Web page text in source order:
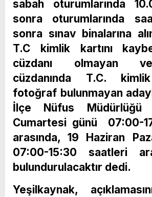
sabah oturumlarında
sonra oturumlarında
sonra sınav binalarına
T.C kimlik kartını
cüzdanı olmayan
cüzdanında T.C.
fotoğraf bulunmayan
İlçe Nüfus Müdürlüğü
Cumartesi günü 07:00-
arasında, 19 Haziran
07:00-15:30 saatleri
bulundurulacaktır dedi.
Yeşilkaynak,